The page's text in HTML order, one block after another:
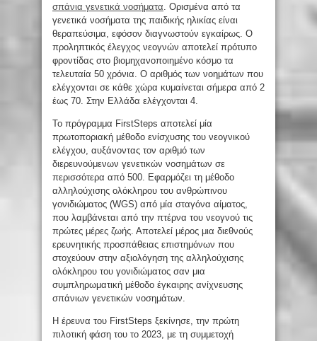
σπάνια γενετικά νοσήματα . Ορισμένα από τα
γενετικά νοσήματα της παιδικής ηλικίας είναι
θεραπεύσιμα, εφόσον διαγνωστούν εγκαίρως. Ο
προληπτικός έλεγχος νεογνών αποτελεί πρότυπο
φροντίδας στο βιομηχανοποιημένο κόσμο τα
τελευταία 50 χρόνια. Ο αριθμός των νοημάτων που
ελέγχονται σε κάθε χώρα κυμαίνεται σήμερα από 2
έως 70. Στην Ελλάδα ελέγχονται 4.
Το πρόγραμμα FirstSteps αποτελεί μία
πρωτοποριακή μέθοδο ενίσχυσης του νεογνικού
ελέγχου, αυξάνοντας τον αριθμό των
διερευνούμενων γενετικών νοσημάτων σε
περισσότερα από 500. Εφαρμόζει τη μέθοδο
αλληλούχισης ολόκληρου του ανθρώπινου
γονιδιώματος (WGS) από μία σταγόνα αίματος,
που λαμβάνεται από την πτέρνα του νεογνού τις
πρώτες μέρες ζωής. Αποτελεί μέρος μια διεθνούς
ερευνητικής προσπάθειας επιστημόνων που
στοχεύουν στην αξιολόγηση της αλληλούχισης
ολόκληρου του γονιδιώματος σαν μια
συμπληρωματική μέθοδο έγκαιρης ανίχνευσης
σπάνιων γενετικών νοσημάτων.
Η έρευνα του FirstSteps ξεκίνησε, την πρώτη
πιλοτική φάση του το 2023, με τη συμμετοχή